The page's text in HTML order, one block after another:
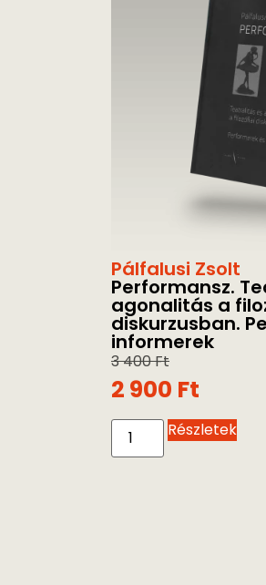
Pálfalusi Zsolt
Performansz.
agonalitás a
diskurzusban.
informerek
3 400Ft
2 900 Ft
Részletek